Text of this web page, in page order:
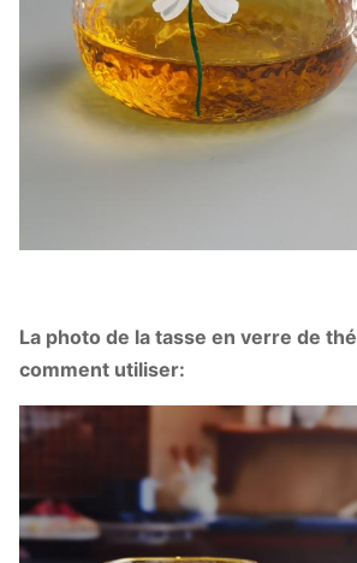
La photo de la tasse en verre de
comment utiliser: